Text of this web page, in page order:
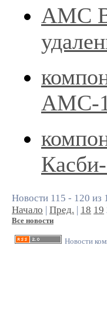
AMC
АМС-
Новости 115 - 120 из
Начало | Пред. | 18 19
Все новости
Новости